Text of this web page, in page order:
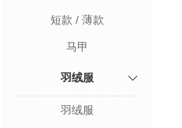
短款 / 薄款
马甲
羽绒服
羽绒服